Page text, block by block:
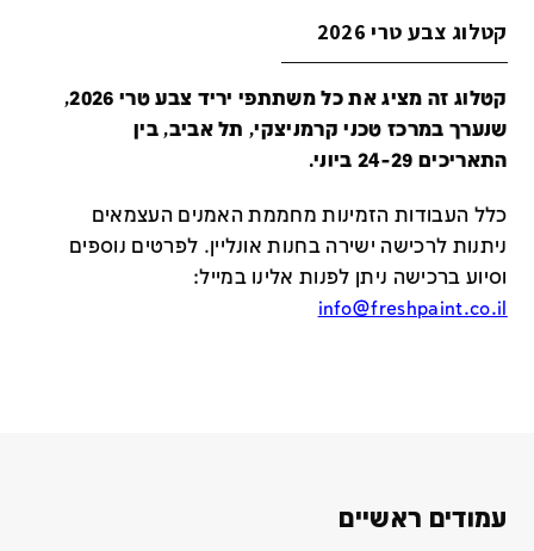
קטלוג צבע טרי 2026
קטלוג זה מציג את כל משתתפי יריד צבע טרי 2026,
שנערך במרכז טכני קרמניצקי, תל אביב, בין
התאריכים 24-29 ביוני.
כלל העבודות הזמינות מחממת האמנים העצמאים
ניתנות לרכישה ישירה בחנות אונליין. לפרטים נוספים
וסיוע ברכישה ניתן לפנות אלינו במייל:
info@freshpaint.co.il
עמודים ראשיים